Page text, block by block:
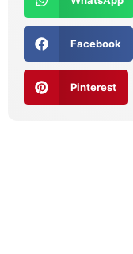
Facebook
Pinterest